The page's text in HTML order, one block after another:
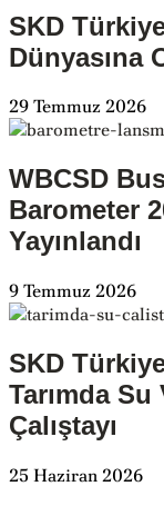
SKD
Dünyasına
29 Temmuz 2026
WBCSD
Barometer
Yayınlandı
9 Temmuz 2026
SKD
Tarımda
Çalıştayı
25 Haziran 2026